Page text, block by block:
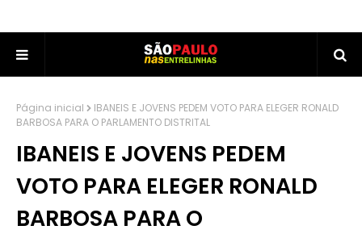
Página inicial
IBANEIS E JOVENS PEDEM VOTO PARA ELEGER RONALD
BARBOSA PARA O PARLAMENTO DISTRITAL
IBANEIS E JOVENS PEDEM
VOTO PARA ELEGER RONALD
BARBOSA PARA O